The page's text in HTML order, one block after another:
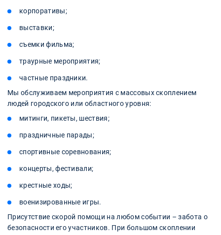
корпоративы;
выставки;
съемки фильма;
траурные мероприятия;
частные праздники.
Мы обслуживаем мероприятия с массовых скоплением
людей городского или областного уровня:
митинги, пикеты, шествия;
праздничные парады;
спортивные соревнования;
концерты, фестивали;
крестные ходы;
военизированные игры.
Присутствие скорой помощи на любом событии – забота о
безопасности его участников. При большом скоплении